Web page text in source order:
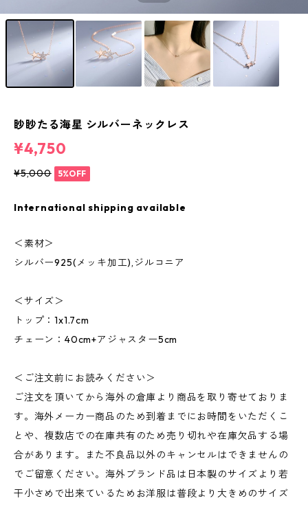
眇眇たる海星 シルバーネックレス
¥4,750
¥5,000 5%OFF
International shipping available
＜素材＞
シルバー925(メッキ加工),ジルコニア
＜サイズ＞
トップ：1x1.7cm
チェーン：40cm+アジャスター5cm
＜ご注文前にお読みください＞
ご注文を頂いてから海外の倉庫より商品を取り寄せておりま
す。海外メーカー商品のため到着までにお時間をいただくこ
とや、複数店での在庫共有のため売り切れや在庫欠品する場
合があります。また不良品以外のキャンセルはできませんの
でご留意ください。海外ブランド品は日本製のサイズより若
干小さめで出来ているためお洋服は普段より大きめのサイズ